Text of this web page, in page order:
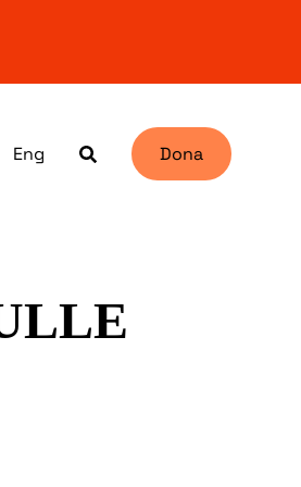
Eng Dona